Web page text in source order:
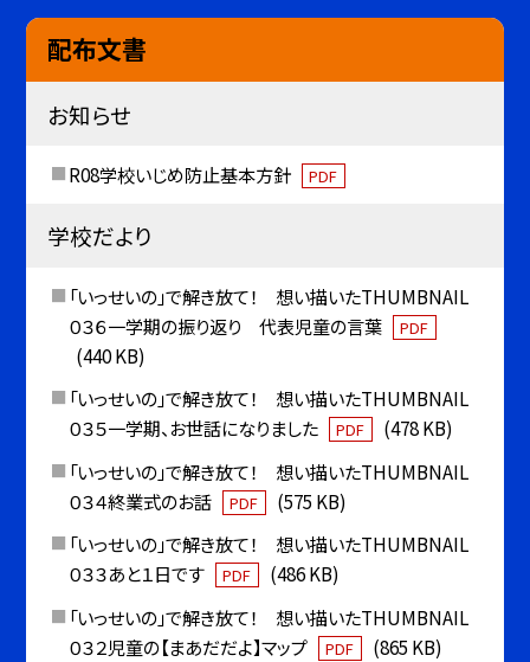
配布文書
お知らせ
R08学校いじめ防止基本方針 PDF
学校だより
「いっせいの」で解き放て！ 想い描いたTHUMBNAIL
０３６一学期の振り返り 代表児童の言葉
PDF
(440 KB)
「いっせいの」で解き放て！ 想い描いたTHUMBNAIL
０３５一学期、お世話になりました
PDF
(478 KB)
「いっせいの」で解き放て！ 想い描いたTHUMBNAIL
０３４終業式のお話
PDF
(575 KB)
「いっせいの」で解き放て！ 想い描いたTHUMBNAIL
０３３あと１日です
PDF
(486 KB)
「いっせいの」で解き放て！ 想い描いたTHUMBNAIL
０３２児童の【まあだだよ】マップ
PDF
(865 KB)